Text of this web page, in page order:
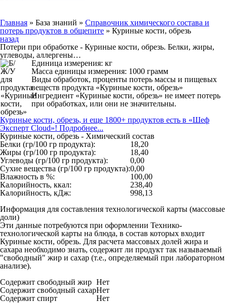
Главная » База знаний » Справочник химического состава и
потерь продуктов в общепите » Куриные кости, обрезь
назад
Потери при обработке - Куриные кости, обрезь. Белки, жиры,
углеводы, аллергены…
Единица измерения: кг
Масса единицы измерения: 1000 грамм
Виды обработок, проценты потерь массы и пищевых
веществ продукта «Куриные кости, обрезь»
Ингредиент «Куриные кости, обрезь» не имеет потерь
при обработках, или они не значительны.
Куриные кости, обрезь, и еще 1800+ продуктов есть в «Шеф
Эксперт Cloud»! Подробнее...
Куриные кости, обрезь - Химический состав
Белки (гр/100 гр продукта):
18,20
Жиры (гр/100 гр продукта):
18,40
Углеводы (гр/100 гр продукта):
0,00
Сухие вещества (гр/100 гр продукта):0,00
Влажность в %:
100,00
Калорийность, ккал:
238,40
Калорийность, кДж:
998,13
Информация для составления технологической карты (массовые
доли)
Эти данные потребуются при оформлении Технико-
технологической карты на блюда, в состав которых входит
Куриные кости, обрезь. Для расчета массовых долей жира и
сахара необходимо знать, содержит ли продукт так называемый
"свободный" жир и сахар (т.е., определяемый при лабораторном
анализе).
Содержит свободный жир Нет
Содержит свободный сахарНет
Содержит спирт
Нет